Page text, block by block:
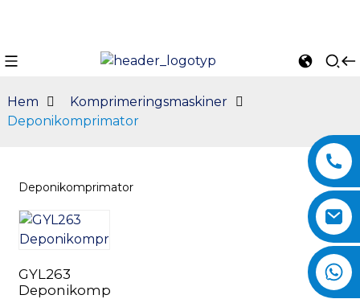
Hem
Komprimeringsmaskiner
Deponikomprimator
Deponikomprimator
GYL263
Deponikomprimator